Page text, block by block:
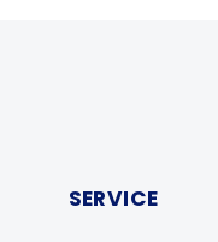
SERVICE